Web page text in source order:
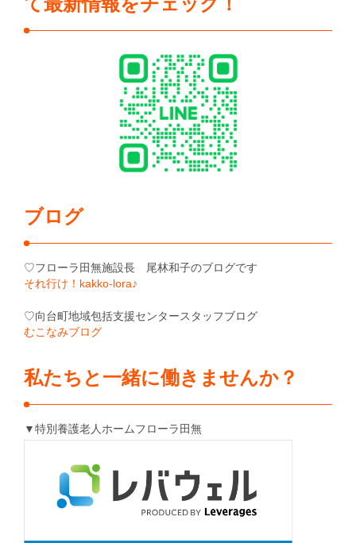
ブログ
♡フローラ田無施設長 尾林和子のブログです
それ行け！kakko-lora♪
♡向台町地域包括支援センタースタッフブログ
むこなみブログ
私たちと一緒に働きませんか？
▼特別養護老人ホームフローラ田無